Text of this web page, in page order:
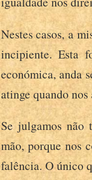
Nestes casos, a
incipiente. Esta
económica, anda
atinge quando nos
Se julgamos não
mão, porque nos
falência. O único